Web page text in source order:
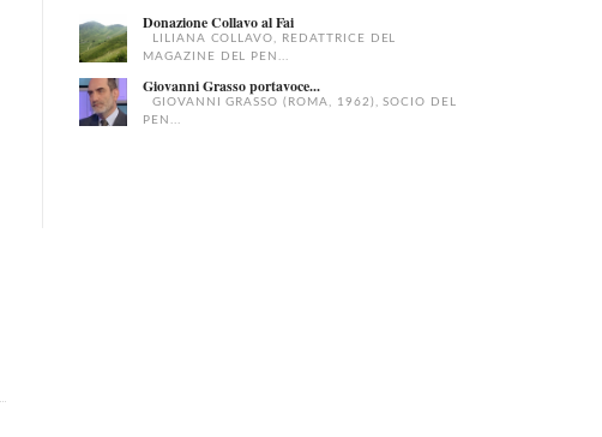
Donazione Collavo al Fai
LILIANA COLLAVO, REDATTRICE DEL
MAGAZINE DEL PEN...
Giovanni Grasso portavoce...
GIOVANNI GRASSO (ROMA, 1962), SOCIO DEL
PEN...